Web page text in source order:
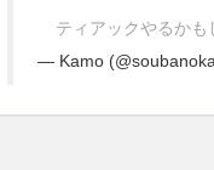
ティアックやるか
— Kamo